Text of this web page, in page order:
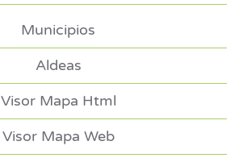
Municipios
Aldeas
Visor Mapa Html
Visor Mapa Web